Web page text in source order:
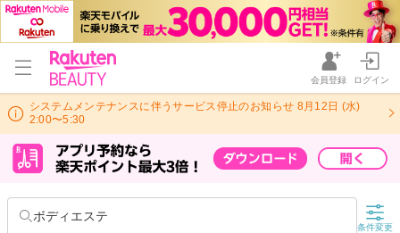
会員登録 ログイン
システムメンテナンスに伴うサービス停止のお知らせ 8月12日 (水)
2:00〜5:30
ボディエステ
条件変更